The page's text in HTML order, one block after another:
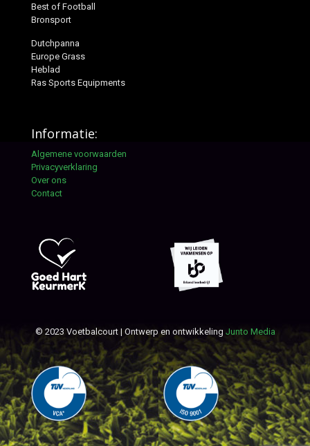
Best of Football
Bronsport
Dutchpanna
Europe Grass
Heblad
Ras Sports Equipments
Informatie:
Algemene voorwaarden
Privacyverklaring
Over ons
Contact
© 2023 Voetbalcourt | Ontwerp en ontwikkeling Junto Media